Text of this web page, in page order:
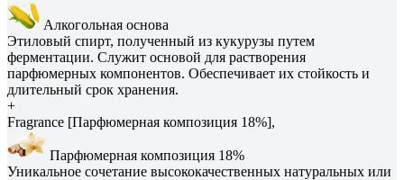
Алкогольная основа
Этиловый спирт, полученный из кукурузы путем
ферментации. Служит основой для растворения
парфюмерных компонентов. Обеспечивает их стойкость и
длительный срок хранения.
+
Fragrance [Парфюмерная композиция 18%],
Парфюмерная композиция 18%
Уникальное сочетание высококачественных натуральных или